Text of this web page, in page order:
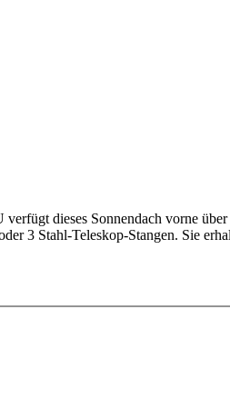
dieses Sonnendach vorne
3 Stahl-Teleskop-Stangen. Sie